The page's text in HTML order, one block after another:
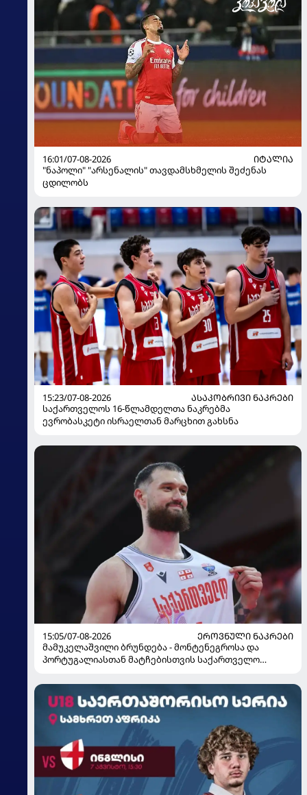
16:01/07-08-2026
ᲘᲢᲐᲚᲘᲐ
"ნაპოლი" "არსენალის" თავდამსხმელის შეძენას
ცდილობს
15:23/07-08-2026
ᲐᲡᲐᲙᲝᲑᲠᲘᲕᲘ ᲜᲐᲙᲠᲔᲑᲘ
საქართველოს 16-წლამდელთა ნაკრებმა
ევრობასკეტი ისრაელთან მარცხით გახსნა
15:05/07-08-2026
ᲔᲠᲝᲕᲜᲣᲚᲘ ᲜᲐᲙᲠᲔᲑᲘ
მამუკელაშვილი ბრუნდება - მონტენეგროსა და
პორტუგალიასთან მატჩებისთვის საქართველო